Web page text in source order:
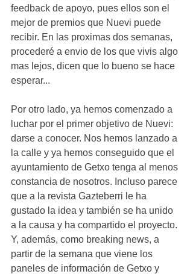
feedback de apoyo, pues ellos son el
mejor de premios que Nuevi puede
recibir. En las proximas dos semanas,
procederé a envio de los que vivis algo
mas lejos, dicen que lo bueno se hace
esperar...
Por otro lado, ya hemos comenzado a
luchar por el primer objetivo de Nuevi:
darse a conocer. Nos hemos lanzado a
la calle y ya hemos conseguido que el
ayuntamiento de Getxo tenga al menos
constancia de nosotros. Incluso parece
que a la revista Gazteberri le ha
gustado la idea y también se ha unido
a la causa y ha compartido el proyecto.
Y, además, como breaking news, a
partir de la semana que viene los
paneles de información de Getxo y